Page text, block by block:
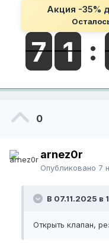
Акция -35%
0
arnez0r
Опубликовано 7
В 07.11.2025 в
Открыть клапан,